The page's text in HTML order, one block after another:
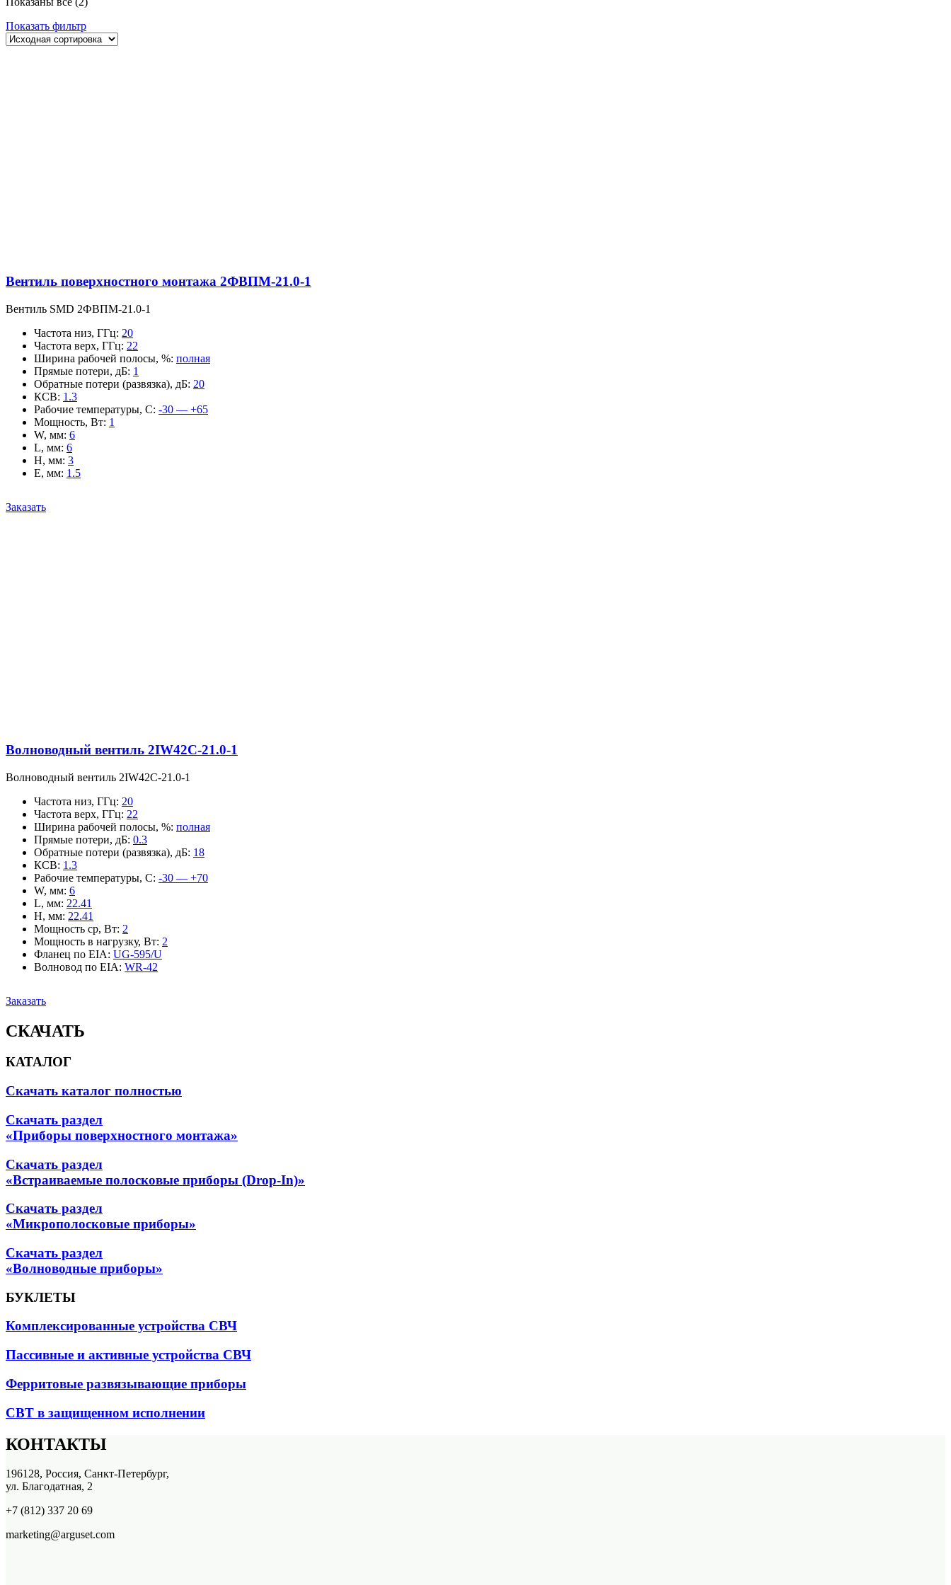
Показать фильтр
Вентиль поверхностного монтажа 2ФВПМ-21.0-1
Вентиль SMD 2ФВПМ-21.0-1
Частота низ, ГГц: 20
Частота верх, ГГц: 22
Ширина рабочей полосы, %: полная
Прямые потери, дБ: 1
Обратные потери (развязка), дБ: 20
КСВ: 1.3
Рабочие температуры, С: -30 — +65
Мощность, Вт: 1
W, мм: 6
L, мм: 6
H, мм: 3
E, мм: 1.5
Заказать
Волноводный вентиль 2IW42C-21.0-1
Волноводный вентиль 2IW42C-21.0-1
Частота низ, ГГц: 20
Частота верх, ГГц: 22
Ширина рабочей полосы, %: полная
Прямые потери, дБ: 0.3
Обратные потери (развязка), дБ: 18
КСВ: 1.3
Рабочие температуры, С: -30 — +70
W, мм: 6
L, мм: 22.41
H, мм: 22.41
Мощность ср, Вт: 2
Мощность в нагрузку, Вт: 2
Фланец по EIA: UG-595/U
Волновод по EIA: WR-42
Заказать
СКАЧАТЬ
КАТАЛОГ
Скачать каталог полностью
Скачать раздел
«Приборы поверхностного монтажа»
Скачать раздел
«Встраиваемые полосковые приборы (Drop-In)»
Скачать раздел
«Микрополосковые приборы»
Скачать раздел
«Волноводные приборы»
БУКЛЕТЫ
Комплексированные устройства СВЧ
Пассивные и активные устройства СВЧ
Ферритовые развязывающие приборы
СВТ в защищенном исполнении
КОНТАКТЫ
196128, Россия, Санкт-Петербург,
ул. Благодатная, 2
+7 (812) 337 20 69
marketing@arguset.com